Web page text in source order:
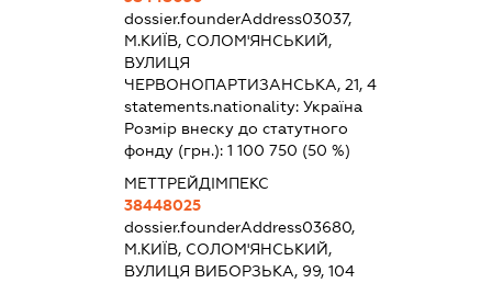
dossier.founderAddress03037,
М.КИЇВ, СОЛОМ'ЯНСЬКИЙ,
ВУЛИЦЯ
ЧЕРВОНОПАРТИЗАНСЬКА, 21, 4
statements.nationality:Україна
Розмір внеску до статутного
фонду (грн.):1 100 750 (50 %)
МЕТТРЕЙДІМПЕКС
38448025
dossier.founderAddress03680,
М.КИЇВ, СОЛОМ'ЯНСЬКИЙ,
ВУЛИЦЯ ВИБОРЗЬКА, 99, 104